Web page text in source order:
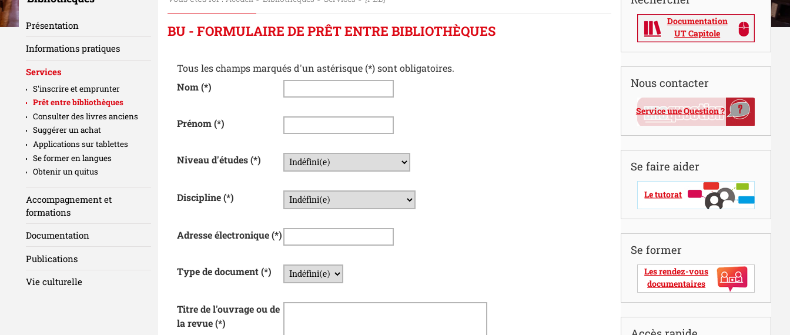
BU - FORMULAIRE DE PRÊT ENTRE BIBLIOTHÈQUES
Tous les champs marqués d'un astérisque (*) sont obligatoires.
Nom(*)
Prénom(*)
Niveau d'études(*)
Discipline(*)
Adresse électronique(*)
Type de document(*)
Titre de l'ouvrage ou de
la revue(*)
Documentation
UT Capitole
Nous contacter
Service une Question ?
Se faire aider
Le tutorat
Se former
Les rendez-vous
documentaires
Présentation
Informations pratiques
Services
S'inscrire et emprunter
Prêt entre bibliothèques
Consulter des livres anciens
Suggérer un achat
Applications sur tablettes
Se former en langues
Obtenir un quitus
Accompagnement et
formations
Documentation
Publications
Vie culturelle